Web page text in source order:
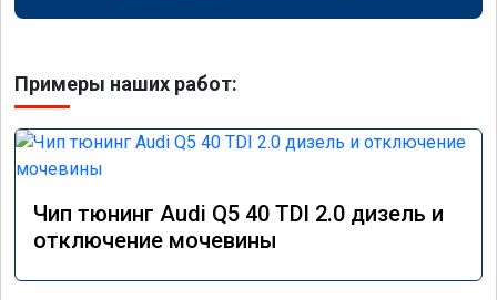
Примеры наших работ:
Чип тюнинг Audi Q5 40 TDI 2.0 дизель и
отключение мочевины